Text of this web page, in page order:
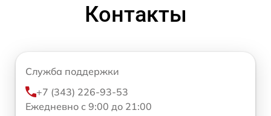
Контакты
Служба поддержки
+7 (343) 226-93-53
Ежедневно с 9:00 до 21:00